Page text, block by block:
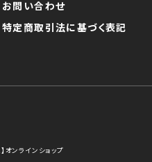
お問い合わせ
特定商取引法に基づく表記
オンラインショップ